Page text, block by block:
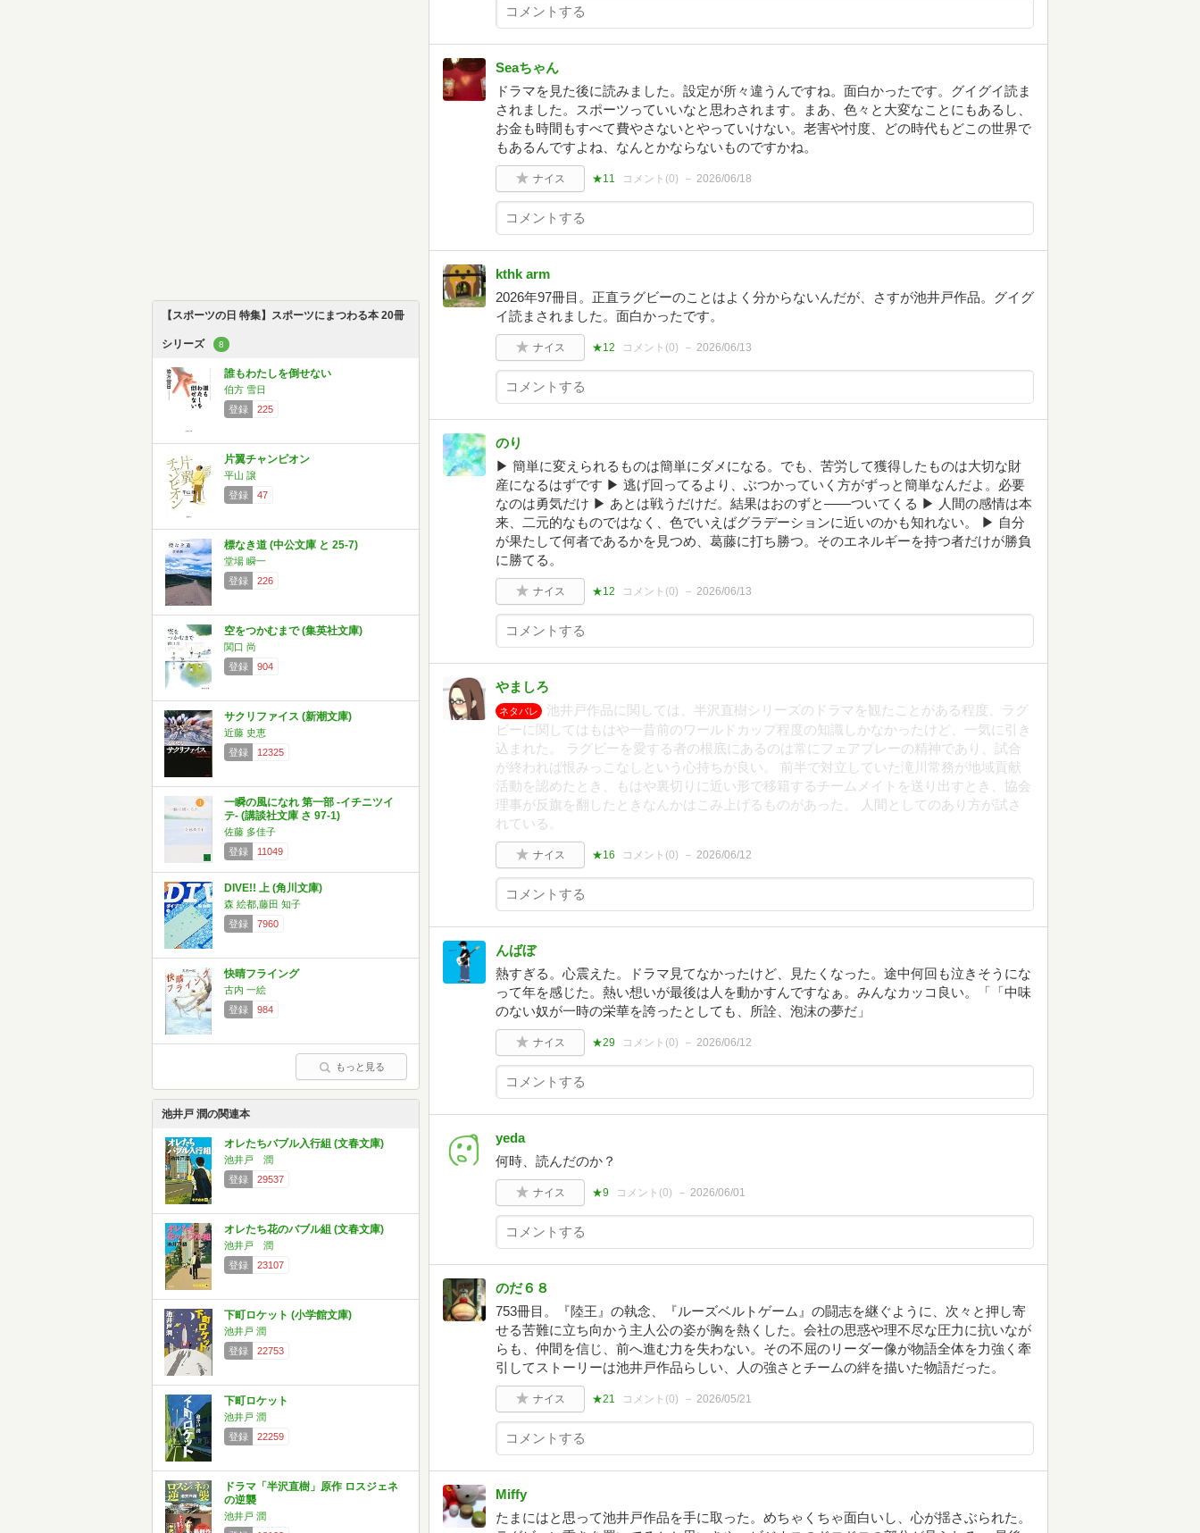
【スポーツの日 特集】スポーツにまつわる本 20冊
シリーズ 8
誰もわたしを倒せない
伯方 雪日
登録
225
片翼チャンピオン
平山 譲
登録
47
標なき道 (中公文庫 と 25-7)
堂場 瞬一
登録
226
空をつかむまで (集英社文庫)
関口 尚
登録
904
サクリファイス (新潮文庫)
近藤 史恵
登録
12325
一瞬の風になれ 第一部 -イチニツイ
テ- (講談社文庫 さ 97-1)
佐藤 多佳子
登録
11049
DIVE!! 上 (角川文庫)
森 絵都,藤田 知子
登録
7960
快晴フライング
古内 一絵
登録
984
もっと見る
池井戸 潤の関連本
オレたちバブル入行組 (文春文庫)
池井戸 潤
登録
29537
オレたち花のバブル組 (文春文庫)
池井戸 潤
登録
23107
下町ロケット (小学館文庫)
池井戸 潤
登録
22753
下町ロケット
池井戸 潤
登録
22259
ドラマ「半沢直樹」原作 ロスジェネ
の逆襲
池井戸 潤
Seaちゃん
ドラマを見た後に読みました。設定が所々違うんですね。面白かったです。グイグイ読ま
されました。スポーツっていいなと思わされます。まあ、色々と大変なことにもあるし、
お金も時間もすべて費やさないとやっていけない。老害や忖度、どの時代もどこの世界で
もあるんですよね、なんとかならないものですかね。
ナイス ★11 コメント(0) 2026/06/18
kthk arm
2026年97冊目。正直ラグビーのことはよく分からないんだが、さすが池井戸作品。グイグ
イ読まされました。面白かったです。
ナイス ★12 コメント(0) 2026/06/13
のり
▶︎ 簡単に変えられるものは簡単にダメになる。でも、苦労して獲得したものは大切な財
産になるはずです ▶︎ 逃げ回ってるより、ぶつかっていく方がずっと簡単なんだよ。必要
なのは勇気だけ ▶︎ あとは戦うだけだ。結果はおのずと——ついてくる ▶︎ 人間の感情は本
来、二元的なものではなく、色でいえばグラデーションに近いのかも知れない。 ▶︎ 自分
が果たして何者であるかを見つめ、葛藤に打ち勝つ。そのエネルギーを持つ者だけが勝負
に勝てる。
ナイス ★12 コメント(0) 2026/06/13
やましろ
ネタバレ
池井戸作品に関しては、半沢直樹シリーズのドラマを観たことがある程度、ラグ
ビーに関してはもはや一昔前のワールドカップ程度の知識しかなかったけど、一気に引き
込まれた。 ラグビーを愛する者の根底にあるのは常にフェアプレーの精神であり、試合
が終われば恨みっこなしという心持ちが良い。 前半で対立していた滝川常務が地域貢献
活動を認めたとき、もはや裏切りに近い形で移籍するチームメイトを送り出すとき、協会
理事が反旗を翻したときなんかはこみ上げるものがあった。 人間としてのあり方が試さ
れている。
ナイス ★16 コメント(0) 2026/06/12
んばぼ
熱すぎる。心震えた。ドラマ見てなかったけど、見たくなった。途中何回も泣きそうにな
って年を感じた。熱い想いが最後は人を動かすんですなぁ。みんなカッコ良い。「「中味
のない奴が一時の栄華を誇ったとしても、所詮、泡沫の夢だ」
ナイス ★29 コメント(0) 2026/06/12
yeda
何時、読んだのか？
ナイス ★9 コメント(0) 2026/06/01
のだ６８
753冊目。『陸王』の執念、『ルーズベルトゲーム』の闘志を継ぐように、次々と押し寄
せる苦難に立ち向かう主人公の姿が胸を熱くした。会社の思惑や理不尽な圧力に抗いなが
らも、仲間を信じ、前へ進む力を失わない。その不屈のリーダー像が物語全体を力強く牽
引してストーリーは池井戸作品らしい、人の強さとチームの絆を描いた物語だった。
ナイス ★21 コメント(0) 2026/05/21
Miffy
たまにはと思って池井戸作品を手に取った。めちゃくちゃ面白いし、心が揺さぶられた。